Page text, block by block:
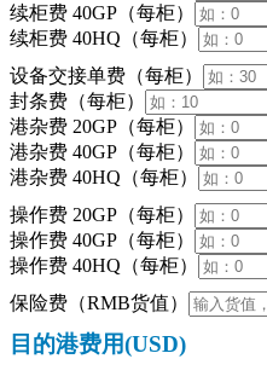
续柜费 40GP（每柜）
续柜费 40HQ（每柜）
设备交接单费（每柜）
封条费（每柜）
港杂费 20GP（每柜）
港杂费 40GP（每柜）
港杂费 40HQ（每柜）
操作费 20GP（每柜）
操作费 40GP（每柜）
操作费 40HQ（每柜）
保险费（RMB货值）
目的港费用(USD)